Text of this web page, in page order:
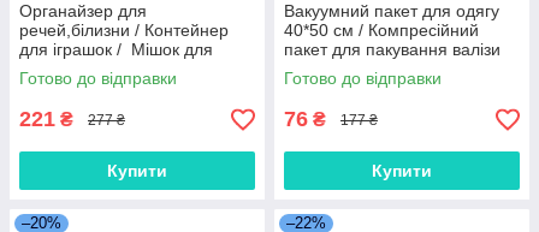
Органайзер для
речей,білизни / Контейнер
для іграшок / Мішок для
зберігання речей
Готово до відправки
221 ₴ 277 ₴
Купити
Вакуумний пакет для одягу
40*50 см / Компресійний
пакет для пакування валізи
ручний
Готово до відправки
76 ₴ 177 ₴
Купити
–20% –22%